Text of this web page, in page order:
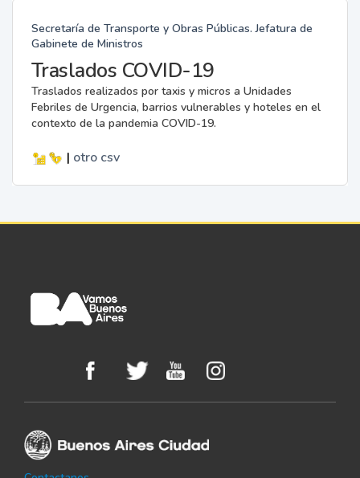
Secretaría de Transporte y Obras Públicas. Jefatura de
Gabinete de Ministros
Traslados COVID-19
Traslados realizados por taxis y micros a Unidades
Febriles de Urgencia, barrios vulnerables y hoteles en el
contexto de la pandemia COVID-19.
| otro csv